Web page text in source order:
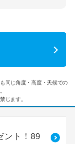
同じ角度・高度・天候での
じます。
ント！89